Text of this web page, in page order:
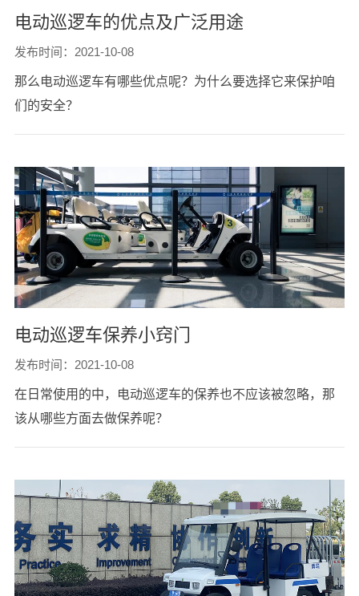
电动巡逻车的优点及广泛用途
发布时间：2021-10-08
那么电动巡逻车有哪些优点呢？为什么要选择它来保护咱
们的安全？
电动巡逻车保养小窍门
发布时间：2021-10-08
在日常使用的中，电动巡逻车的保养也不应该被忽略，那
该从哪些方面去做保养呢？